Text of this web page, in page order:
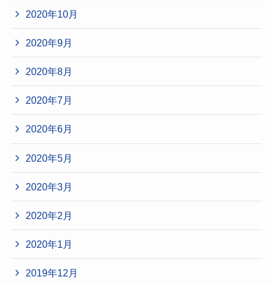
2020年10月
2020年9月
2020年8月
2020年7月
2020年6月
2020年5月
2020年3月
2020年2月
2020年1月
2019年12月